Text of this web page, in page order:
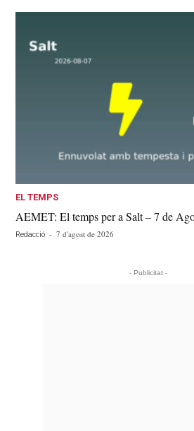
EL TEMPS
AEMET: El temps per a Salt – 7 de
Redacció - 7 d'agost de 2026
- Publicitat -